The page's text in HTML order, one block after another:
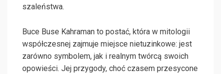
szaleństwa.
Buce Buse Kahraman to postać, która w mitologii
współczesnej zajmuje miejsce nietuzinkowe: jest
zarówno symbolem, jak i realnym twórcą swoich
opowieści. Jej przygody, choć czasem przesycone